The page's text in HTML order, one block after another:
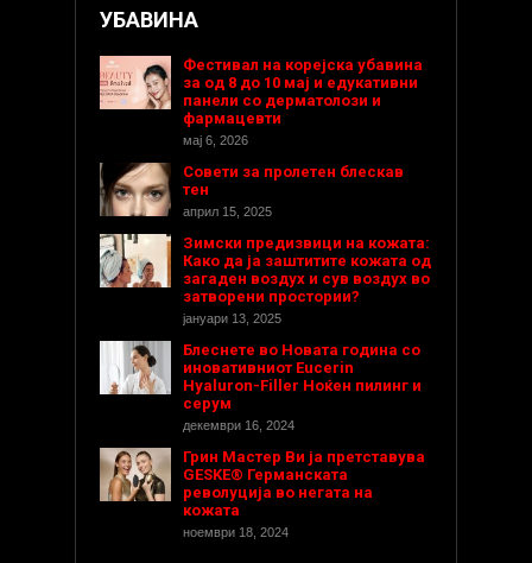
УБАВИНА
Фестивал на корејска убавина
за од 8 до 10 мај и едукативни
панели со дерматолози и
фармацевти
мај 6, 2026
Совети за пролетен блескав
тен
април 15, 2025
Зимски предизвици на кожата:
Како да ја заштитите кожата од
загаден воздух и сув воздух во
затворени простории?
јануари 13, 2025
Блеснете во Новата година со
иновативниот Eucerin
Hyaluron-Filler Ноќен пилинг и
серум
декември 16, 2024
Грин Мастер Ви ја претставува
GESKE® Германската
револуција во негата на
кожата
ноември 18, 2024